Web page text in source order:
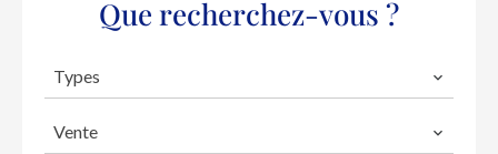
Que recherchez-vous ?
Types
Vente